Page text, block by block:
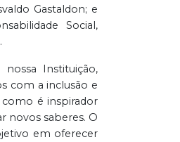
Gastaldon; e
Social,
Instituição,
com a inclusão e
como é inspirador
novos saberes. O
em oferecer